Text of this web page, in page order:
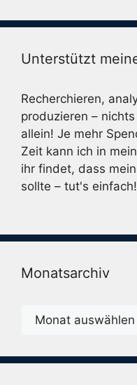
Unterstützt
Recherchieren,
produzieren –
allein! Je mehr
Zeit kann ich in
ihr findet, dass
sollte – tut's einfach!
Monatsarchiv
Monatsarchiv